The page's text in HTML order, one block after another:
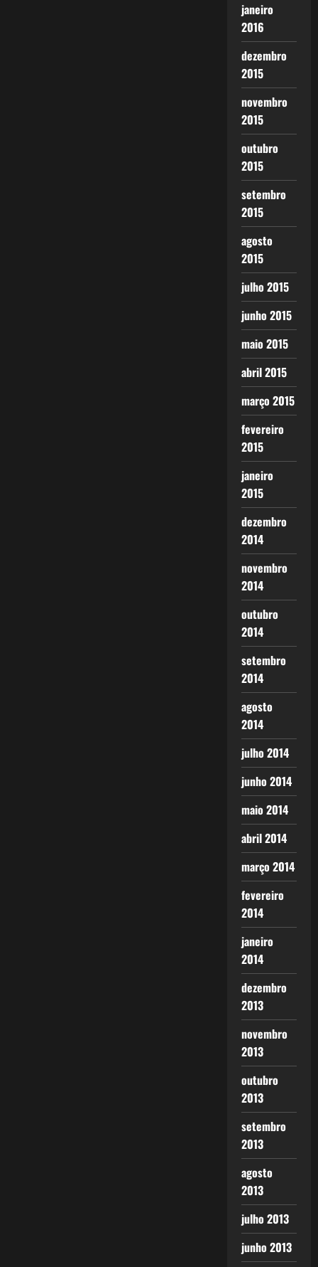
janeiro
2016
dezembro
2015
novembro
2015
outubro
2015
setembro
2015
agosto
2015
julho 2015
junho 2015
maio 2015
abril 2015
março 2015
fevereiro
2015
janeiro
2015
dezembro
2014
novembro
2014
outubro
2014
setembro
2014
agosto
2014
julho 2014
junho 2014
maio 2014
abril 2014
março 2014
fevereiro
2014
janeiro
2014
dezembro
2013
novembro
2013
outubro
2013
setembro
2013
agosto
2013
julho 2013
junho 2013